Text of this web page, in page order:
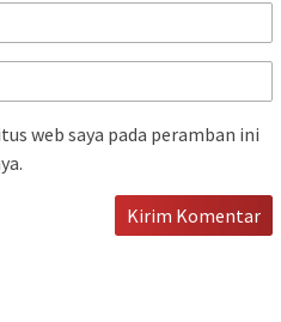
web saya pada peramban ini